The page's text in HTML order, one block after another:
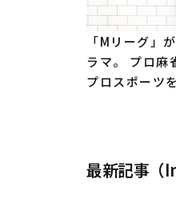
「Mリーグ」
ラマ。 プロ麻
プロスポーツ
最新記事（